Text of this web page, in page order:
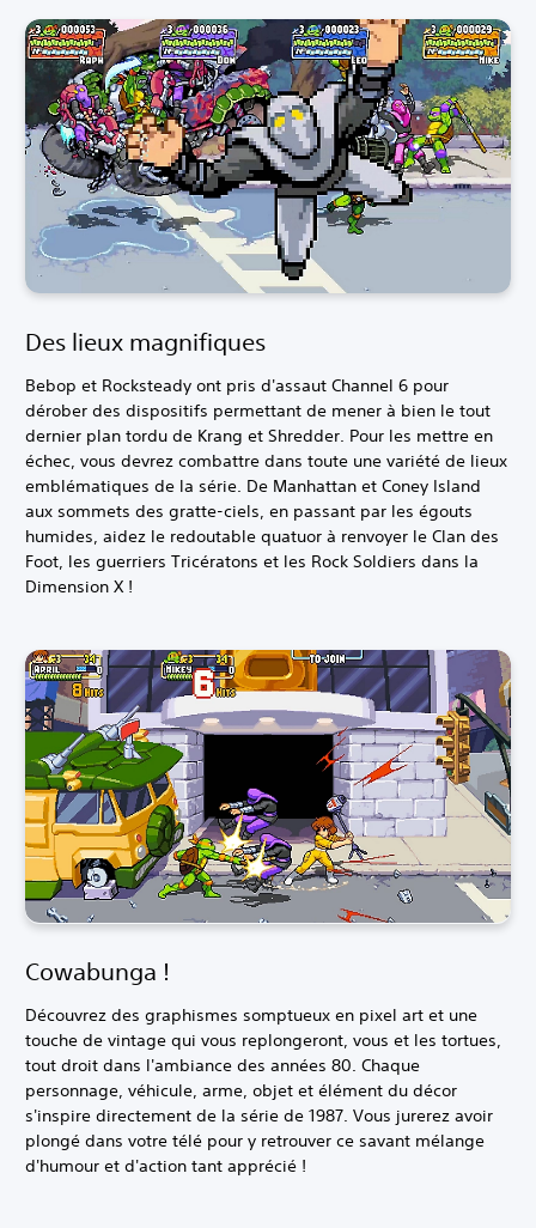
Des lieux magnifiques
Bebop et Rocksteady ont pris d'assaut Channel 6 pour
dérober des dispositifs permettant de mener à bien le tout
dernier plan tordu de Krang et Shredder. Pour les mettre en
échec, vous devrez combattre dans toute une variété de lieux
emblématiques de la série. De Manhattan et Coney Island
aux sommets des gratte-ciels, en passant par les égouts
humides, aidez le redoutable quatuor à renvoyer le Clan des
Foot, les guerriers Tricératons et les Rock Soldiers dans la
Dimension X !
Cowabunga !
Découvrez des graphismes somptueux en pixel art et une
touche de vintage qui vous replongeront, vous et les tortues,
tout droit dans l'ambiance des années 80. Chaque
personnage, véhicule, arme, objet et élément du décor
s'inspire directement de la série de 1987. Vous jurerez avoir
plongé dans votre télé pour y retrouver ce savant mélange
d'humour et d'action tant apprécié !